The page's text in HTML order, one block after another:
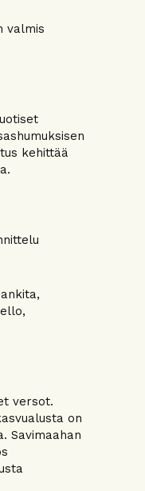
valmis
kehittää
versot.
on
Savimaahan